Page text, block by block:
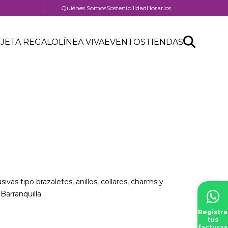
Menú
Quiénes SomosSostenibilidadHorarios
REGALOLÍNEA VIVAEVENTOSTIENDASSearch
Buscar
tipo brazaletes, anillos, collares, charms y
Registra
tus